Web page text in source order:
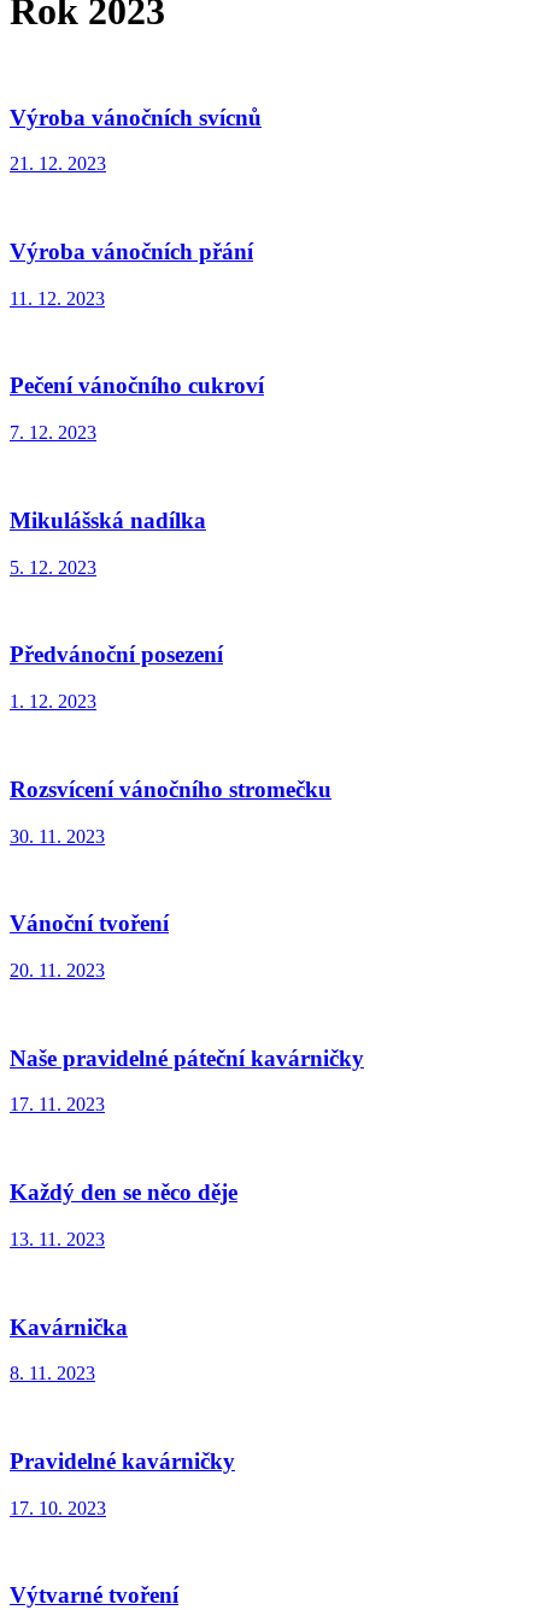
Rok 2023
Výroba vánočních svícnů
21. 12. 2023
Výroba vánočních přání
11. 12. 2023
Pečení vánočního cukroví
7. 12. 2023
Mikulášská nadílka
5. 12. 2023
Předvánoční posezení
1. 12. 2023
Rozsvícení vánočního stromečku
30. 11. 2023
Vánoční tvoření
20. 11. 2023
Naše pravidelné páteční kavárničky
17. 11. 2023
Každý den se něco děje
13. 11. 2023
Kavárnička
8. 11. 2023
Pravidelné kavárničky
17. 10. 2023
Výtvarné tvoření